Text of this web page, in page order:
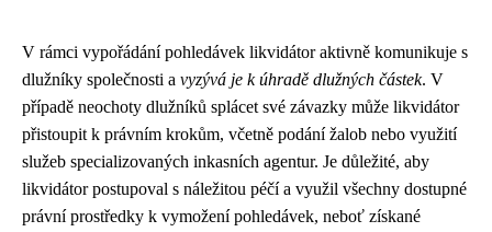
V rámci vypořádání pohledávek likvidátor aktivně komunikuje s
dlužníky společnosti a vyzývá je k úhradě dlužných částek. V
případě neochoty dlužníků splácet své závazky může likvidátor
přistoupit k právním krokům, včetně podání žalob nebo využití
služeb specializovaných inkasních agentur. Je důležité, aby
likvidátor postupoval s náležitou péčí a využil všechny dostupné
právní prostředky k vymožení pohledávek, neboť získané